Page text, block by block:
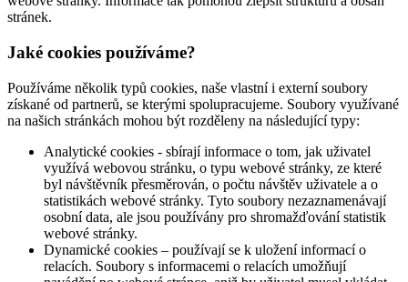
stránek.
Jaké cookies používáme?
Používáme několik typů cookies, naše vlastní i externí soubory
získané od partnerů, se kterými spolupracujeme. Soubory využívané
na našich stránkách mohou být rozděleny na následující typy:
Analytické cookies - sbírají informace o tom, jak uživatel
využívá webovou stránku, o typu webové stránky, ze které
byl návštěvník přesměrován, o počtu návštěv uživatele a o
statistikách webové stránky. Tyto soubory nezaznamenávají
osobní data, ale jsou používány pro shromažďování statistik
webové stránky.
Dynamické cookies – používají se k uložení informací o
relacích. Soubory s informacemi o relacích umožňují